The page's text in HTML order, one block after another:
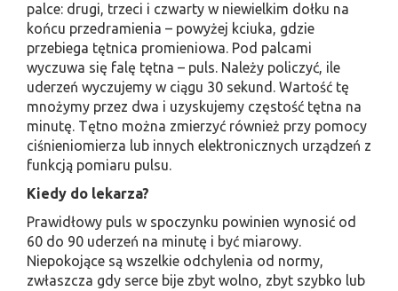
palce: drugi, trzeci i czwarty w niewielkim dołku na
końcu przedramienia – powyżej kciuka, gdzie
przebiega tętnica promieniowa. Pod palcami
wyczuwa się falę tętna – puls. Należy policzyć, ile
uderzeń wyczujemy w ciągu 30 sekund. Wartość tę
mnożymy przez dwa i uzyskujemy częstość tętna na
minutę. Tętno można zmierzyć również przy pomocy
ciśnieniomierza lub innych elektronicznych urządzeń z
funkcją pomiaru pulsu.
Kiedy do lekarza?
Prawidłowy puls w spoczynku powinien wynosić od
60 do 90 uderzeń na minutę i być miarowy.
Niepokojące są wszelkie odchylenia od normy,
zwłaszcza gdy serce bije zbyt wolno, zbyt szybko lub